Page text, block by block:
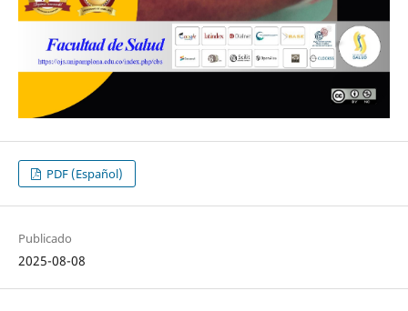
PDF (Español)
Publicado
2025-08-08